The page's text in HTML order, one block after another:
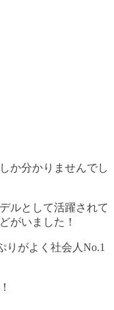
か分かりませんでし
ルとして活躍されて
がいました！
りがよく社会人No.1